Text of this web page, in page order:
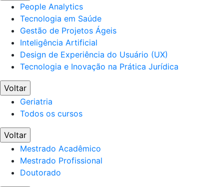
People Analytics
Tecnologia em Saúde
Gestão de Projetos Ágeis
Inteligência Artificial
Design de Experiência do Usuário (UX)
Tecnologia e Inovação na Prática Jurídica
Voltar
Geriatria
Todos os cursos
Voltar
Mestrado Acadêmico
Mestrado Profissional
Doutorado